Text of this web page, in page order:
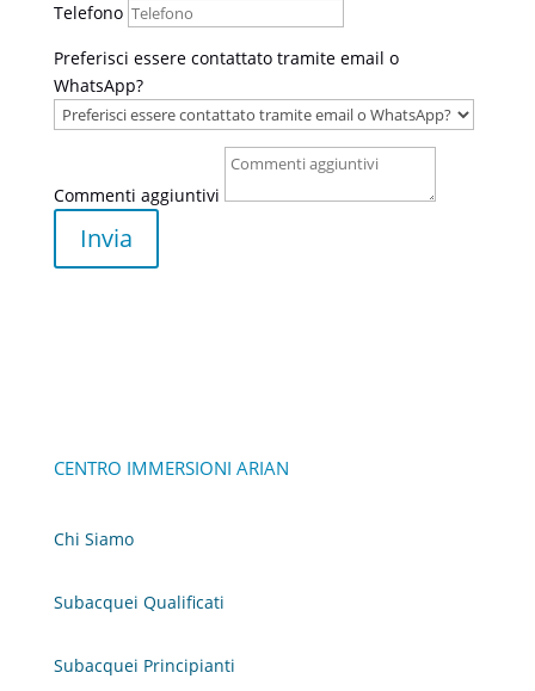
Telefono
Preferisci essere contattato tramite email o
WhatsApp?
Commenti aggiuntivi
Invia
CENTRO IMMERSIONI ARIAN
Chi Siamo
Subacquei Qualificati
Subacquei Principianti